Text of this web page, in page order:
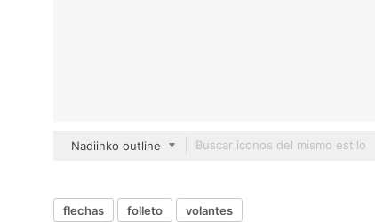
Nadiinko outline
flechas folleto volantes